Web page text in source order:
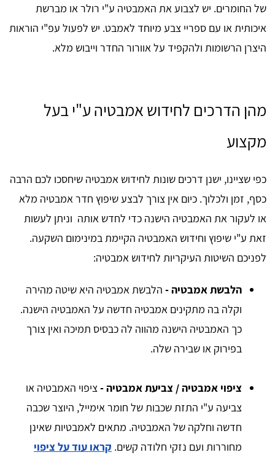
של החומרים. יש לצבוע את האמבטיה ע"י רולר או מברשת
איכותית או עם ספריי צבע מיוחד לאמבט. יש לפעול עפ"י הוראות
היצרן הרשומות ולהקפיד על אוורור החדר וייבוש מלא.
מהן הדרכים לחידוש אמבטיה ע"י בעל
מקצוע
כפי שציינו, ישנן דרכים שונות לחידוש אמבטיה שיחסכו לכם הרבה
כסף, זמן ולכלוך. כיום אין צורך לבצע שיפוץ חדר אמבטיה מלא
או לעקור את האמבטיה הישנה כדי לחדש אותה וניתן לעשות
זאת ע"י שיפוץ וחידוש האמבטיה הקיימת במינימום השקעה.
לפניכם השיטות העיקריות לחידוש אמבטיה:
הלבשת אמבטיה - הלבשת אמבטיה היא שיטה מהירה
וקלה בה מתקינים אמבטיה חדשה על האמבטיה הישנה.
כך האמבטיה הישנה מהווה לה כבסיס תמיכה ואין צורך
בפירוק או שבירה שלה.
ציפוי אמבטיה / צביעת אמבטיה -ציפוי האמבטיה או
צביעה ע"י התזת שכבות של חומר אימייל, היוצר שכבה
חדשה וחלקה של האמבטיה. מתאים לאמבטיות שאינן
מחוררות ועם נזקי חלודה קשים. קראו עוד על ציפוי